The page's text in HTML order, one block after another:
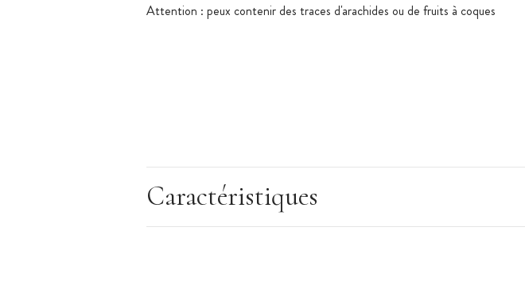
Attention : peux contenir des traces d'arachides ou de fruits à coques
Caractéristiques